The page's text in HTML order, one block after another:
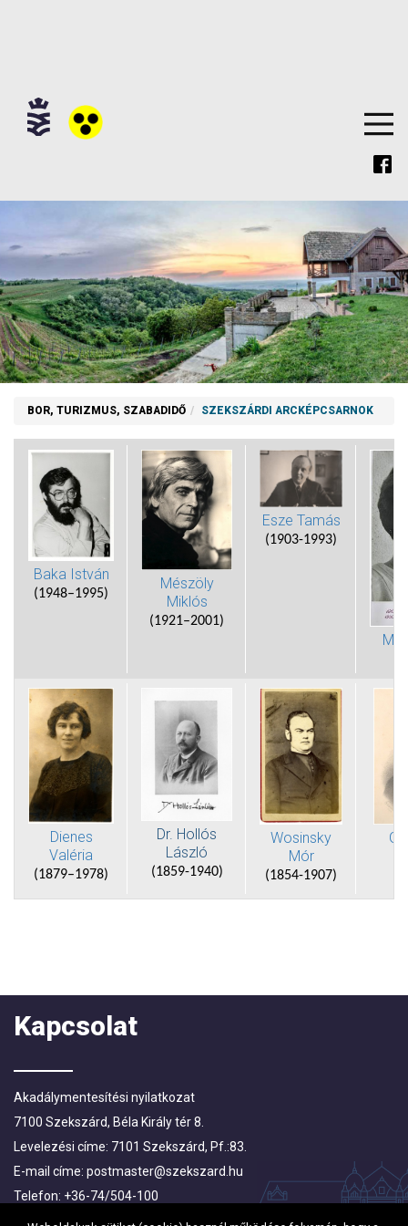
BOR, TURIZMUS, SZABADIDŐ SZEKSZÁRDI ARCKÉPCSARNOK
Baka István
(1948–1995)
Mészöly
Miklós
(1921–2001)
Esze Tamás
(1903-1993)
Dienes
Valéria
(1879–1978)
Dr. Hollós
László
(1859-1940)
Wosinsky
Mór
(1854-1907)
Kapcsolat
Akadálymentesítési nyilatkozat
7100 Szekszárd, Béla Király tér 8.
Levelezési címe: 7101 Szekszárd, Pf.:83.
E-mail címe: postmaster@szekszard.hu
Telefon: +36-74/504-100
Fax: +36-74/412-719; +36-74/510-251